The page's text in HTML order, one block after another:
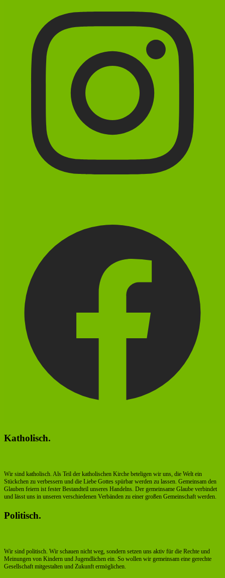
Katholisch.
Wir sind katholisch. Als Teil der katholischen Kirche beteligen wir uns, die Welt ein
Stückchen zu verbessern und die Liebe Gottes spürbar werden zu lassen. Gemeinsam den
Glauben feiern ist fester Bestandteil unseres Handelns. Der gemeinsame Glaube verbindet
und lässt uns in unseren verschiedenen Verbänden zu einer großen Gemeinschaft werden.
Politisch.
Wir sind politisch. Wir schauen nicht weg, sondern setzen uns aktiv für die Rechte und
Meinungen von Kindern und Jugendlichen ein. So wollen wir gemeinsam eine gerechte
Gesellschaft mitgestalten und Zukunft ermöglichen.